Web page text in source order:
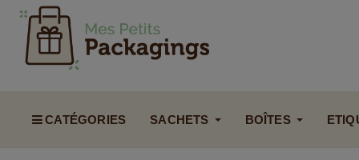
CATÉGORIES SACHETS BOÎTES